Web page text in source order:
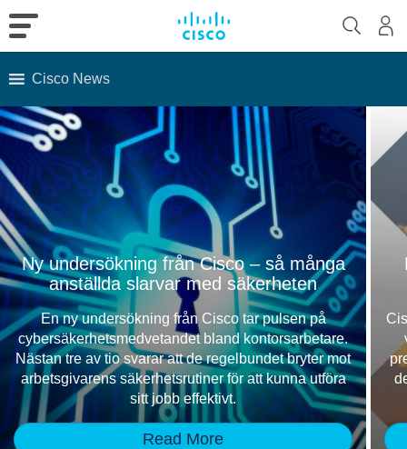
Cisco News
Skip
to
content
Ny undersökning från Cisco – så många
anställda slarvar med säkerheten
En ny undersökning från Cisco tar pulsen på
cybersäkerhetsmedvetandet bland kontorsarbetare.
Nästan tre av tio svarar att de regelbundet bryter mot
arbetsgivarens säkerhetsrutiner för att kunna utföra
sitt jobb effektivt.
Read More